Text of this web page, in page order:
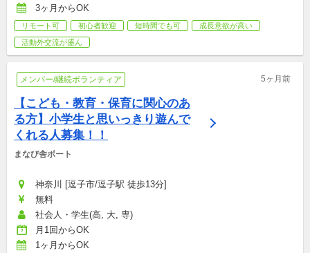
3ヶ月からOK
リモート可 初心者歓迎 短時間でも可
成長意欲が高い
活動外交流が盛ん
メンバー/継続ボランティア 5ヶ月前
【こども・教育・保育に関心のあ
る方】小学生と思いっきり遊んで
くれる人募集！！
まなび舎ボート
神奈川 [逗子市/逗子駅 徒歩13分]
無料
社会人・学生(高, 大, 専)
月1回からOK
1ヶ月からOK